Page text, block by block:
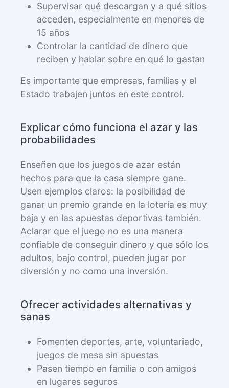
Supervisar qué descargan y a qué sitios
acceden, especialmente en menores de
15 años
Controlar la cantidad de dinero que
reciben y hablar sobre en qué lo gastan
Es importante que empresas, familias y el
Estado trabajen juntos en este control.
Explicar cómo funciona el azar y las
probabilidades
Enseñen que los juegos de azar están
hechos para que la casa siempre gane.
Usen ejemplos claros: la posibilidad de
ganar un premio grande en la lotería es muy
baja y en las apuestas deportivas también.
Aclarar que el juego no es una manera
confiable de conseguir dinero y que sólo los
adultos, bajo control, pueden jugar por
diversión y no como una inversión.
Ofrecer actividades alternativas y
sanas
Fomenten deportes, arte, voluntariado,
juegos de mesa sin apuestas
Pasen tiempo en familia o con amigos
en lugares seguros